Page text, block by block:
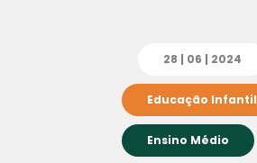
28 | 06 | 2024
Educação Infantil
Ensino Médio